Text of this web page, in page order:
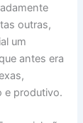
outras,
um
antes era
e produtivo.